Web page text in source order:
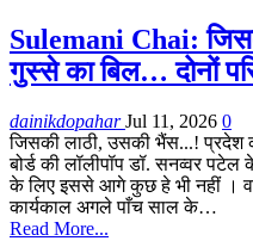
Sulemani Chai:
गुस्से का बिल… दोनों
dainikdopaharJul 11, 2026 0
जिसकी लाठी, उसकी भैंस...! प्रदेश
बोर्ड की लॉलीपॉप डॉ. सनव्वर
के लिए इससे आगे कुछ हे भी नहीं ।
कार्यकाल अगले पाँच साल के…
Read More...